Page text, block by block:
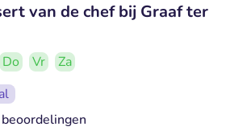
van de chef bij Graaf ter
Do Vr
Za